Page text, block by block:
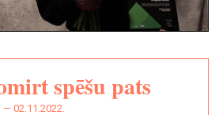
spēšu pats
— 02.11.2022.